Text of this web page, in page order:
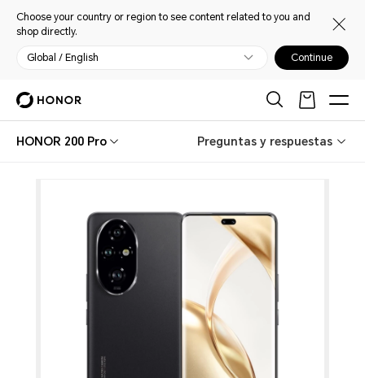
Choose your country or region to see content related to you and
shop directly.
Global / English Continue
HONOR 200 Pro Preguntas y respuestas